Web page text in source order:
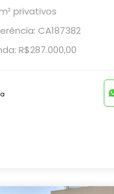
privativos
CA187382
R$287.000,00